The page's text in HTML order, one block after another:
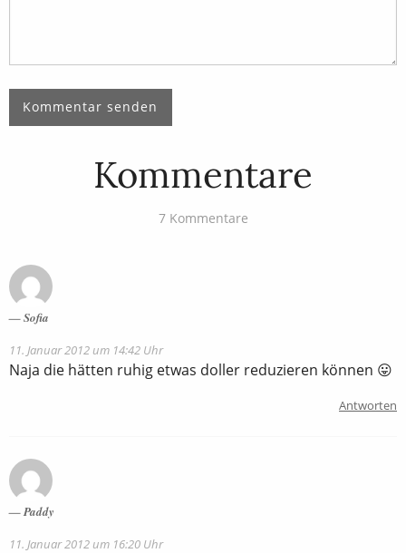
Kommentare
7 Kommentare
Sofia
11. Januar 2012 um 14:42 Uhr
Naja die hätten ruhig etwas doller reduzieren können 😛
Antworten
Paddy
11. Januar 2012 um 16:20 Uhr